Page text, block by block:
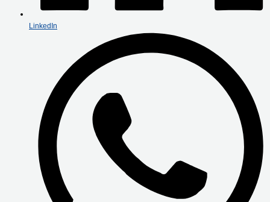
LinkedIn